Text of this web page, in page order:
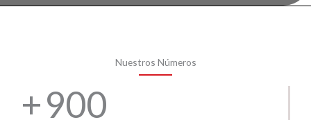
Nuestros Números
900